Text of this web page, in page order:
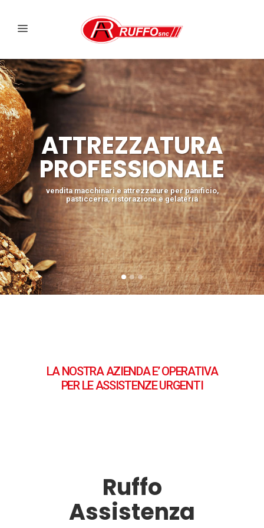
ATTREZZATURA
PROFESSIONALE
vendita macchinari e attrezzature per panificio,
pasticceria, ristorazione e gelateria
LA NOSTRA AZIENDA E’ OPERATIVA
PER LE ASSISTENZE URGENTI
Ruffo
Assistenza